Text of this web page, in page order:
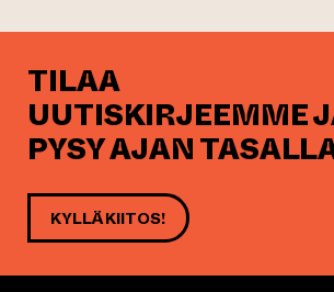
TILAA
UUTISKIRJEEMME
PYSY AJAN
KYLLÄ KIITOS!